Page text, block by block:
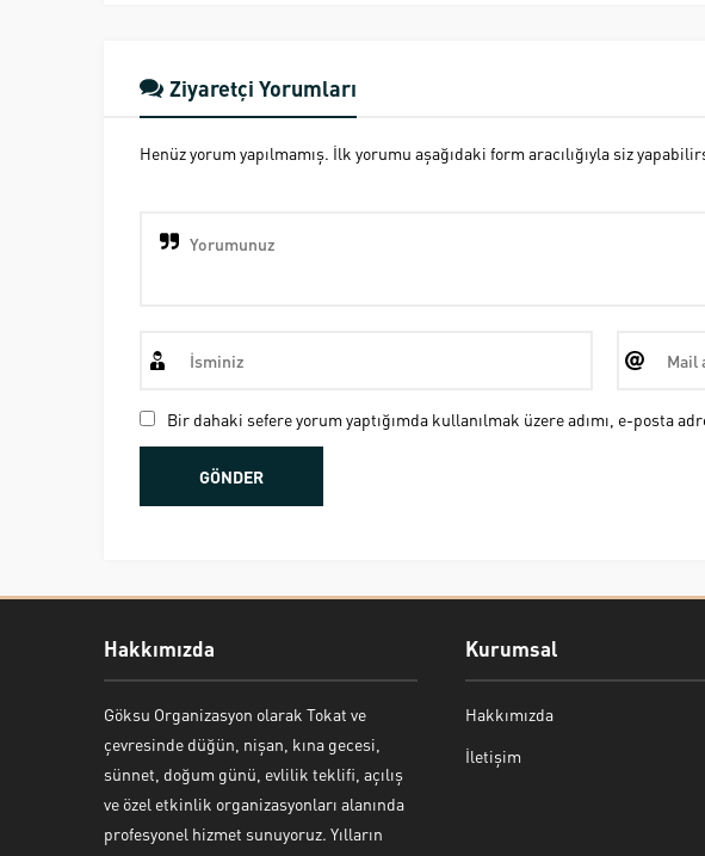
Ziyaretçi Yorumları
Henüz yorum yapılmamış. İlk yorumu aşağıdaki form aracılığıyla siz
Bir dahaki sefere yorum yaptığımda kullanılmak üzere adımı, e-posta
Hakkımızda
Göksu Organizasyon olarak Tokat ve
çevresinde düğün, nişan, kına gecesi,
sünnet, doğum günü, evlilik teklifi, açılış
ve özel etkinlik organizasyonları alanında
profesyonel hizmet sunuyoruz. Yılların
Kurumsal
Hakkımızda
İletişim
Bekir Kiper